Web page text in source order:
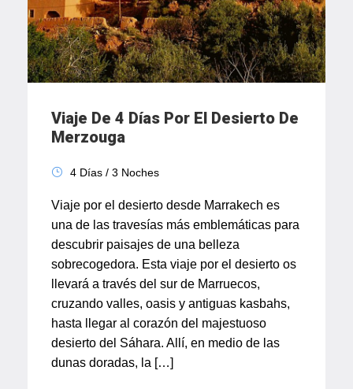
Viaje De 4 Días Por El Desierto De
Merzouga
4 Días / 3 Noches
Viaje por el desierto desde Marrakech es
una de las travesías más emblemáticas para
descubrir paisajes de una belleza
sobrecogedora. Esta viaje por el desierto os
llevará a través del sur de Marruecos,
cruzando valles, oasis y antiguas kasbahs,
hasta llegar al corazón del majestuoso
desierto del Sáhara. Allí, en medio de las
dunas doradas, la […]